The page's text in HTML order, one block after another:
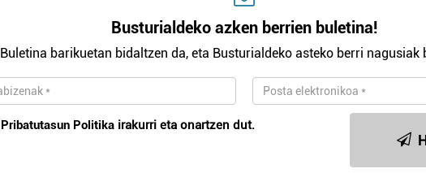
Busturialdeko azken berrien buletina!
Buletina barikuetan bidaltzen da, eta Busturialdeko asteko berri nagusiak
Pribatutasun Politika irakurri eta onartzen dut.